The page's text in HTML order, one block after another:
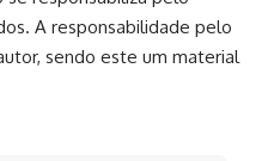
A responsabilidade pelo
sendo este um material